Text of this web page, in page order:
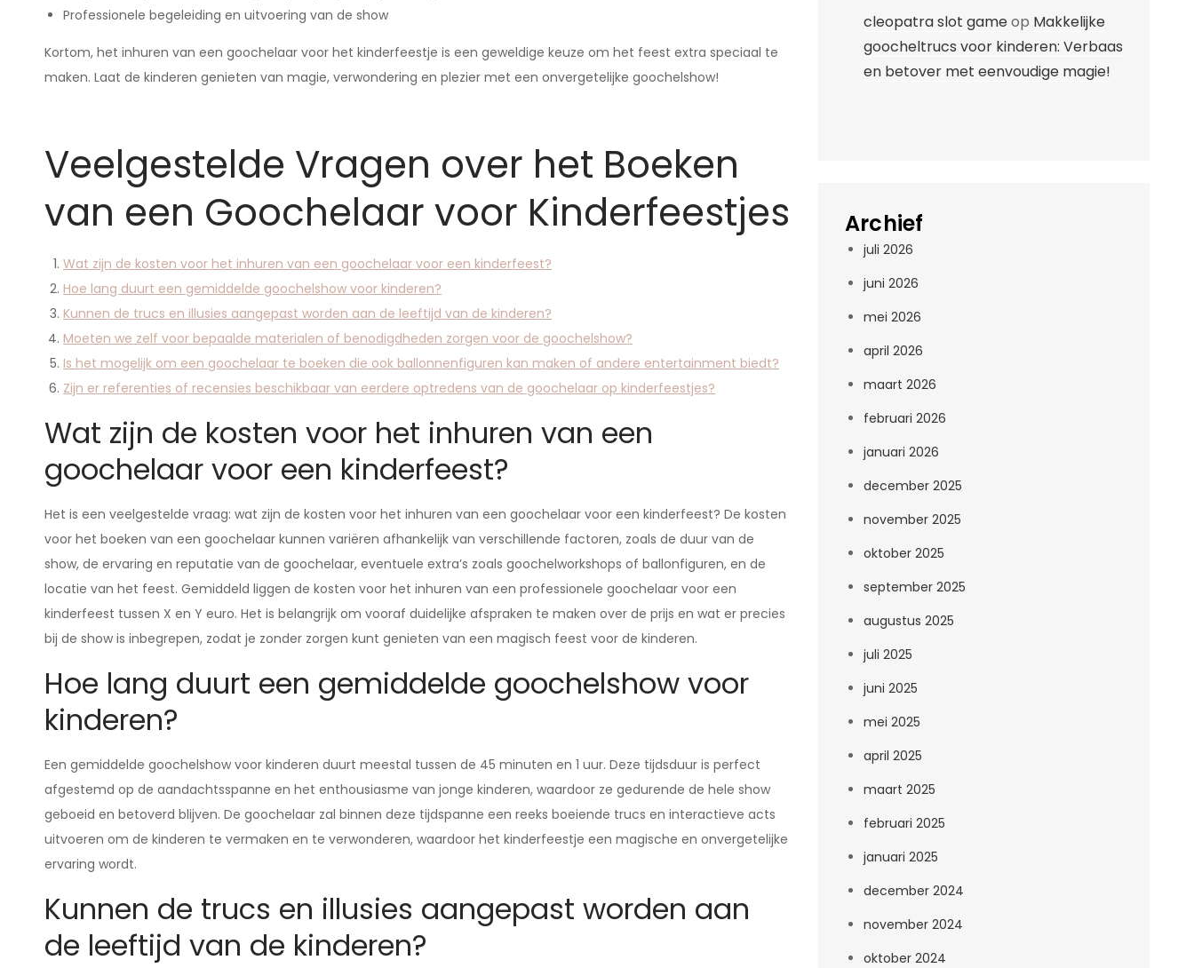
Professionele begeleiding en uitvoering van de show
Kortom, het inhuren van een goochelaar voor het kinderfeestje is een geweldige keuze om het feest extra speciaal te
maken. Laat de kinderen genieten van magie, verwondering en plezier met een onvergetelijke goochelshow!
Veelgestelde Vragen over het Boeken
van een Goochelaar voor Kinderfeestjes
Wat zijn de kosten voor het inhuren van een goochelaar voor een kinderfeest?
Hoe lang duurt een gemiddelde goochelshow voor kinderen?
Kunnen de trucs en illusies aangepast worden aan de leeftijd van de kinderen?
Moeten we zelf voor bepaalde materialen of benodigdheden zorgen voor de goochelshow?
Is het mogelijk om een goochelaar te boeken die ook ballonnenfiguren kan maken of andere entertainment biedt?
Zijn er referenties of recensies beschikbaar van eerdere optredens van de goochelaar op kinderfeestjes?
Wat zijn de kosten voor het inhuren van een
goochelaar voor een kinderfeest?
Het is een veelgestelde vraag: wat zijn de kosten voor het inhuren van een goochelaar voor een kinderfeest? De kosten
voor het boeken van een goochelaar kunnen variëren afhankelijk van verschillende factoren, zoals de duur van de
show, de ervaring en reputatie van de goochelaar, eventuele extra’s zoals goochelworkshops of ballonfiguren, en de
locatie van het feest. Gemiddeld liggen de kosten voor het inhuren van een professionele goochelaar voor een
kinderfeest tussen X en Y euro. Het is belangrijk om vooraf duidelijke afspraken te maken over de prijs en wat er precies
bij de show is inbegrepen, zodat je zonder zorgen kunt genieten van een magisch feest voor de kinderen.
Hoe lang duurt een gemiddelde goochelshow voor
kinderen?
Een gemiddelde goochelshow voor kinderen duurt meestal tussen de 45 minuten en 1 uur. Deze tijdsduur is perfect
afgestemd op de aandachtsspanne en het enthousiasme van jonge kinderen, waardoor ze gedurende de hele show
geboeid en betoverd blijven. De goochelaar zal binnen deze tijdspanne een reeks boeiende trucs en interactieve acts
uitvoeren om de kinderen te vermaken en te verwonderen, waardoor het kinderfeestje een magische en onvergetelijke
ervaring wordt.
Kunnen de trucs en illusies aangepast worden aan
de leeftijd van de kinderen?
cleopatra slot gameop Makkelijke
goocheltrucs voor kinderen: Verbaas
en betover met eenvoudige magie!
Archief
juli 2026
juni 2026
mei 2026
april 2026
maart 2026
februari 2026
januari 2026
december 2025
november 2025
oktober 2025
september 2025
augustus 2025
juli 2025
juni 2025
mei 2025
april 2025
maart 2025
februari 2025
januari 2025
december 2024
november 2024
oktober 2024